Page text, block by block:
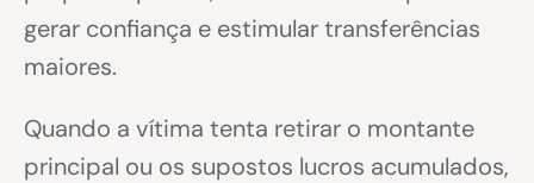
gerar confiança e estimular transferências
maiores.
Quando a vítima tenta retirar o montante
principal ou os supostos lucros acumulados,